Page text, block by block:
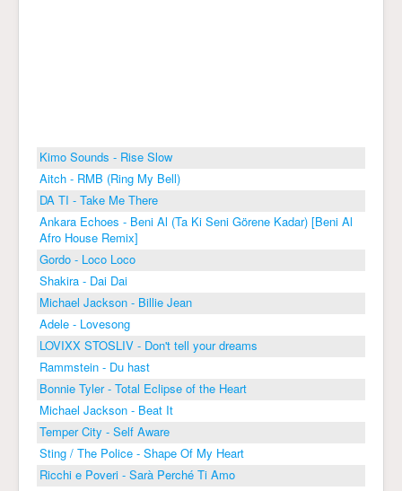
Kimo Sounds - Rise Slow
Aitch - RMB (Ring My Bell)
DA TI - Take Me There
Ankara Echoes - Beni Al (Ta Ki Seni Görene Kadar) [Beni Al
Afro House Remix]
Gordo - Loco Loco
Shakira - Dai Dai
Michael Jackson - Billie Jean
Adele - Lovesong
LOVIXX STOSLIV - Don't tell your dreams
Rammstein - Du hast
Bonnie Tyler - Total Eclipse of the Heart
Michael Jackson - Beat It
Temper City - Self Aware
Sting / The Police - Shape Of My Heart
Ricchi e Poveri - Sarà Perché Ti Amo